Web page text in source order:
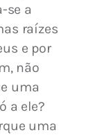
se a
raízes
e por
não
uma
a ele?
uma